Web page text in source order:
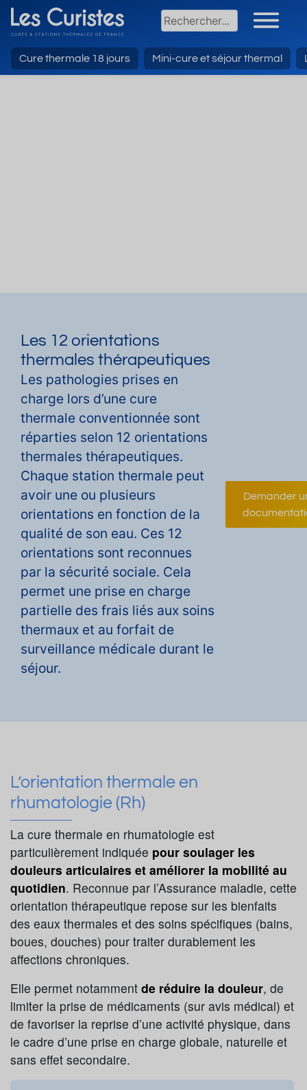
Cure thermale 18 jours Mini-cure et séjour thermal
Les 12 orientations
thermales thérapeutiques
Les pathologies prises en
charge lors d’une cure
thermale conventionnée sont
réparties selon 12 orientations
thermales thérapeutiques.
Chaque station thermale peut
avoir une ou plusieurs
orientations en fonction de la
qualité de son eau. Ces 12
orientations sont reconnues
par la sécurité sociale. Cela
permet une prise en charge
partielle des frais liés aux soins
thermaux et au forfait de
surveillance médicale durant le
séjour.
Demander
L’orientation thermale en
rhumatologie (Rh)
La cure thermale en rhumatologie est
particulièrement indiquée pour soulager les
douleurs articulaires et améliorer la mobilité au
quotidien. Reconnue par l’Assurance maladie, cette
orientation thérapeutique repose sur les bienfaits
des eaux thermales et des soins spécifiques (bains,
boues, douches) pour traiter durablement les
affections chroniques.
Elle permet notamment de réduire la douleur, de
limiter la prise de médicaments (sur avis médical) et
de favoriser la reprise d’une activité physique, dans
le cadre d’une prise en charge globale, naturelle et
sans effet secondaire.